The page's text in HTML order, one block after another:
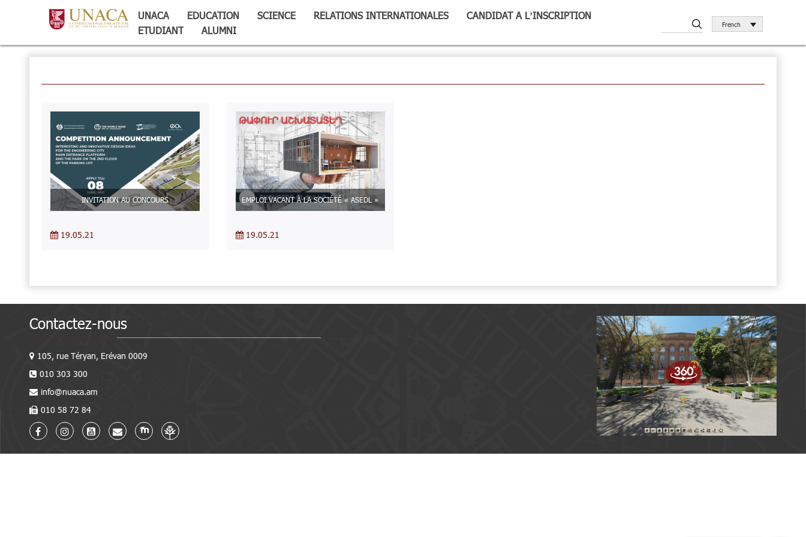
UNACA EDUCATION SCIENCE RELATIONS INTERNATIONALES
CANDIDAT A L’INSCRIPTION
ETUDIANT
ALUMNI French
INVITATION AU CONCOURS
19.05.21
EMPLOI VACANT À LA SOCIÉTÉ « ASEDL »
19.05.21
Contactez-nous
105, rue Téryan, Erévan 0009
010 303 300
info@nuaca.am
010 58 72 84